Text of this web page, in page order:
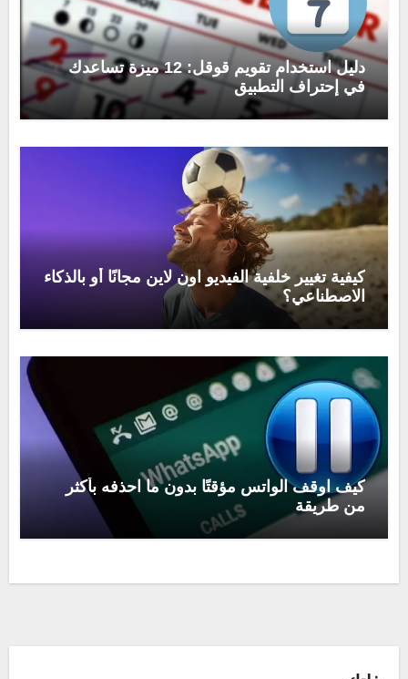
دليل استخدام تقويم قوقل: 12 ميزة تساعدك
في إحتراف التطبيق
كيفية تغيير خلفية الفيديو اون لاين مجانًا أو بالذكاء
الاصطناعي؟
كيف اوقف الواتس مؤقتًا بدون ما احذفه بأكثر
من طريقة